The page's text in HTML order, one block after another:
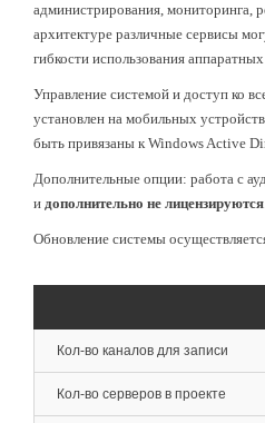
администрирования, мониторинга,
архитектуре различные сервисы
гибкости использования
Управление системой и доступ ко
установлен на мобильных
быть привязаны к Windows Active
Дополнительные опции: работа с
и дополнительно не лицензируются
Обновление системы
Кол-во каналов для записи
Кол-во серверов в проекте